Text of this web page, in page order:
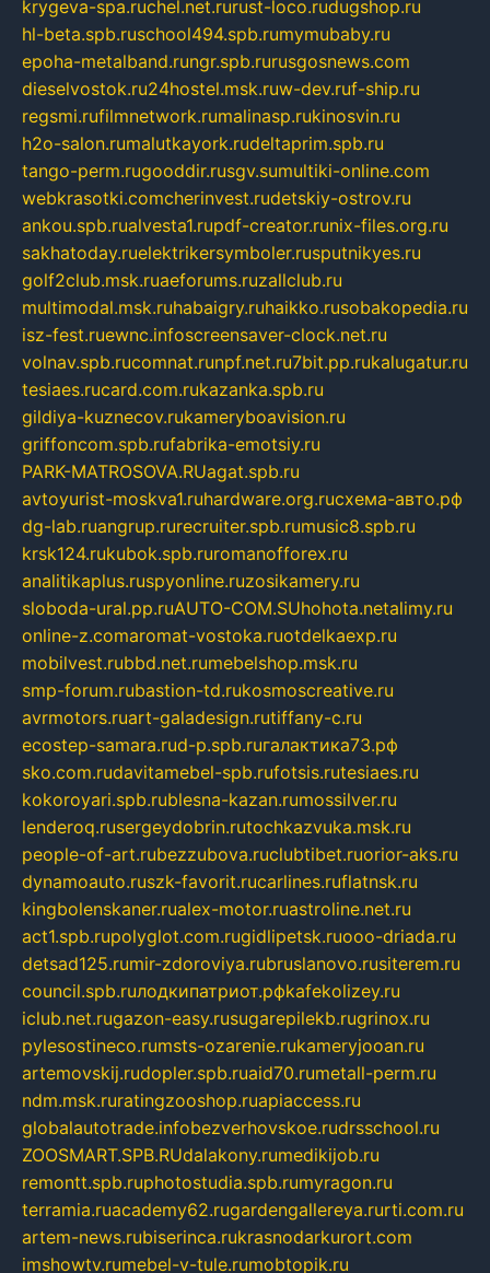
krygeva-spa.ruchel.net.rurust-loco.rudugshop.ru
hl-beta.spb.ruschool494.spb.rumymubaby.ru
epoha-metalband.rungr.spb.rurusgosnews.com
dieselvostok.ru24hostel.msk.ruw-dev.ruf-ship.ru
regsmi.rufilmnetwork.rumalinasp.rukinosvin.ru
h2o-salon.rumalutkayork.rudeltaprim.spb.ru
tango-perm.rugooddir.rusgv.sumultiki-online.com
webkrasotki.comcherinvest.rudetskiy-ostrov.ru
ankou.spb.rualvesta1.rupdf-creator.runix-files.org.ru
sakhatoday.ruelektrikersymboler.rusputnikyes.ru
golf2club.msk.ruaeforums.ruzallclub.ru
multimodal.msk.ruhabaigry.ruhaikko.rusobakopedia.ru
isz-fest.ruewnc.infoscreensaver-clock.net.ru
volnav.spb.rucomnat.runpf.net.ru7bit.pp.rukalugatur.ru
tesiaes.rucard.com.rukazanka.spb.ru
gildiya-kuznecov.rukameryboavision.ru
griffoncom.spb.rufabrika-emotsiy.ru
PARK-MATROSOVA.RUagat.spb.ru
avtoyurist-moskva1.ruhardware.org.ruсхема-авто.рф
dg-lab.ruangrup.rurecruiter.spb.rumusic8.spb.ru
krsk124.rukubok.spb.ruromanofforex.ru
analitikaplus.ruspyonline.ruzosikamery.ru
sloboda-ural.pp.ruAUTO-COM.SUhohota.netalimy.ru
online-z.comaromat-vostoka.ruotdelkaexp.ru
mobilvest.rubbd.net.rumebelshop.msk.ru
smp-forum.rubastion-td.rukosmoscreative.ru
avrmotors.ruart-galadesign.rutiffany-c.ru
ecostep-samara.rud-p.spb.ruгалактика73.рф
sko.com.rudavitamebel-spb.rufotsis.rutesiaes.ru
kokoroyari.spb.rublesna-kazan.rumossilver.ru
lenderoq.rusergeydobrin.rutochkazvuka.msk.ru
people-of-art.rubezzubova.ruclubtibet.ruorior-aks.ru
dynamoauto.ruszk-favorit.rucarlines.ruflatnsk.ru
kingbolenskaner.rualex-motor.ruastroline.net.ru
act1.spb.rupolyglot.com.rugidlipetsk.ruooo-driada.ru
detsad125.rumir-zdoroviya.rubruslanovo.rusiterem.ru
council.spb.ruлодкипатриот.рфkafekolizey.ru
iclub.net.rugazon-easy.rusugarepilekb.rugrinox.ru
pylesostineco.rumsts-ozarenie.rukameryjooan.ru
artemovskij.rudopler.spb.ruaid70.rumetall-perm.ru
ndm.msk.ruratingzooshop.ruapiaccess.ru
globalautotrade.infobezverhovskoe.rudrsschool.ru
ZOOSMART.SPB.RUdalakony.rumedikijob.ru
remontt.spb.ruphotostudia.spb.rumyragon.ru
terramia.ruacademy62.rugardengallereya.rurti.com.ru
artem-news.rubiserinca.rukrasnodarkurort.com
imshowtv.rumebel-v-tule.rumobtopik.ru